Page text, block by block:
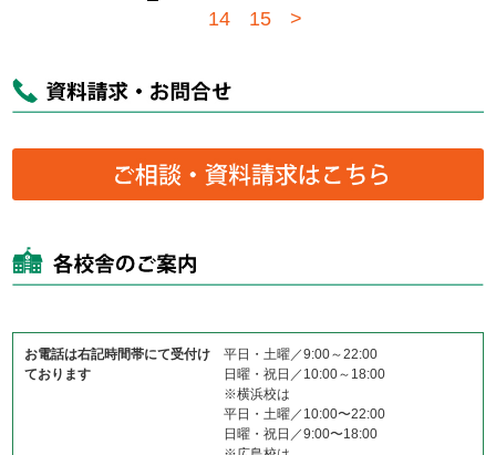
14
15 >
お電話は右記時間帯にて受付け
ております
平日・土曜／9:00～22:00
日曜・祝日／10:00～18:00
※横浜校は
平日・土曜／10:00〜22:00
日曜・祝日／9:00〜18:00